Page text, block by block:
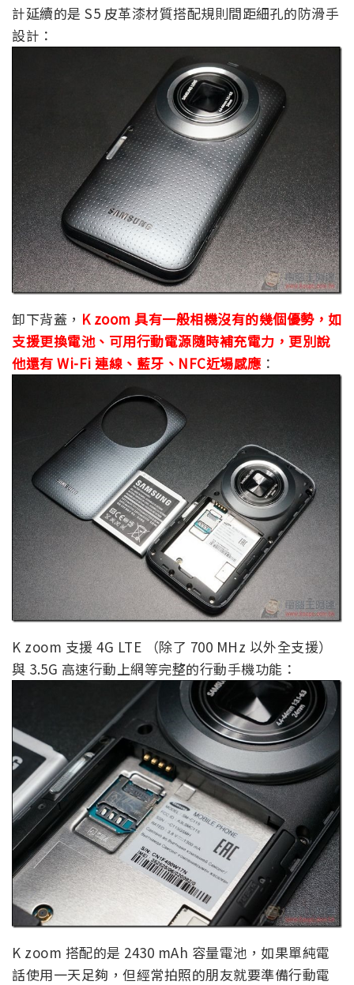
計延續的是 S5 皮革漆材質搭配規則間距細孔的防滑手
設計：
卸下背蓋， K zoom 具有一般相機沒有的幾個優勢，如
支援更換電池、可用行動電源隨時補充電力，更別說
他還有 Wi-Fi 連線、藍牙、NFC近場感應 ：
K zoom 支援 4G LTE （除了 700 MHz 以外全支援）
與 3.5G 高速行動上網等完整的行動手機功能：
K zoom 搭配的是 2430 mAh 容量電池，如果單純電
話使用一天足夠，但經常拍照的朋友就要準備行動電